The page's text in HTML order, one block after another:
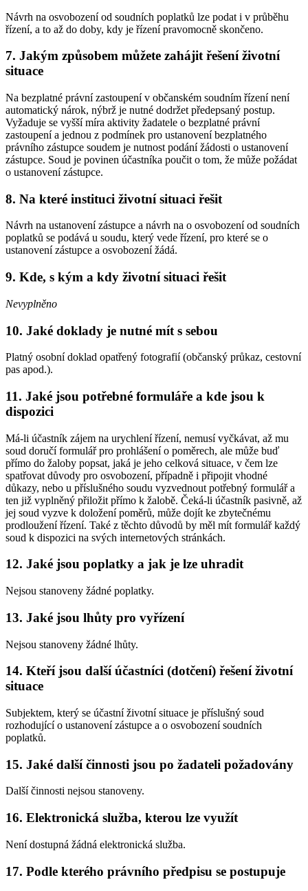
Návrh na osvobození od soudních poplatků lze podat i v průběhu
řízení, a to až do doby, kdy je řízení pravomocně skončeno.
7. Jakým způsobem můžete zahájit řešení životní
situace
Na bezplatné právní zastoupení v občanském soudním řízení není
automatický nárok, nýbrž je nutné dodržet předepsaný postup.
Vyžaduje se vyšší míra aktivity žadatele o bezplatné právní
zastoupení a jednou z podmínek pro ustanovení bezplatného
právního zástupce soudem je nutnost podání žádosti o ustanovení
zástupce. Soud je povinen účastníka poučit o tom, že může požádat
o ustanovení zástupce.
8. Na které instituci životní situaci řešit
Návrh na ustanovení zástupce a návrh na o osvobození od soudních
poplatků se podává u soudu, který vede řízení, pro které se o
ustanovení zástupce a osvobození žádá.
9. Kde, s kým a kdy životní situaci řešit
Nevyplněno
10. Jaké doklady je nutné mít s sebou
Platný osobní doklad opatřený fotografií (občanský průkaz, cestovní
pas apod.).
11. Jaké jsou potřebné formuláře a kde jsou k
dispozici
Má-li účastník zájem na urychlení řízení, nemusí vyčkávat, až mu
soud doručí formulář pro prohlášení o poměrech, ale může buď
přímo do žaloby popsat, jaká je jeho celková situace, v čem lze
spatřovat důvody pro osvobození, případně i připojit vhodné
důkazy, nebo u příslušného soudu vyzvednout potřebný formulář a
ten již vyplněný přiložit přímo k žalobě. Čeká-li účastník pasivně, až
jej soud vyzve k doložení poměrů, může dojít ke zbytečnému
prodloužení řízení. Také z těchto důvodů by měl mít formulář každý
soud k dispozici na svých internetových stránkách.
12. Jaké jsou poplatky a jak je lze uhradit
Nejsou stanoveny žádné poplatky.
13. Jaké jsou lhůty pro vyřízení
Nejsou stanoveny žádné lhůty.
14. Kteří jsou další účastníci (dotčení) řešení životní
situace
Subjektem, který se účastní životní situace je příslušný soud
rozhodující o ustanovení zástupce a o osvobození soudních
poplatků.
15. Jaké další činnosti jsou po žadateli požadovány
Další činnosti nejsou stanoveny.
16. Elektronická služba, kterou lze využít
Není dostupná žádná elektronická služba.
17. Podle kterého právního předpisu se postupuje